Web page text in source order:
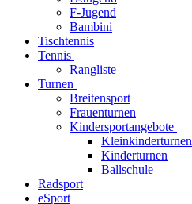
F-Jugend
Bambini
Tischtennis
Tennis
Rangliste
Turnen
Breitensport
Frauenturnen
Kindersportangebote
Kleinkinderturnen
Kinderturnen
Ballschule
Radsport
eSport